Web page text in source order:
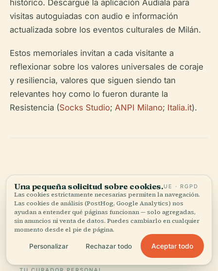
histórico. Descargue la aplicación Audiala para
visitas autoguiadas con audio e información
actualizada sobre los eventos culturales de Milán.
Estos memoriales invitan a cada visitante a
reflexionar sobre los valores universales de coraje
y resiliencia, valores que siguen siendo tan
relevantes hoy como lo fueron durante la
Resistencia (Socks Studio; ANPI Milano; Italia.it).
Escucha la historia completa en la app
Una pequeña solicitud sobre cookies.UE · RGPD
Las cookies estrictamente necesarias permiten la navegación.
Las cookies de análisis (PostHog, Google Analytics) nos
ayudan a entender qué páginas funcionan — solo agregadas,
sin anuncios ni venta de datos. Puedes cambiarlo en cualquier
momento desde el pie de página.
Personalizar Rechazar todo Aceptar todo